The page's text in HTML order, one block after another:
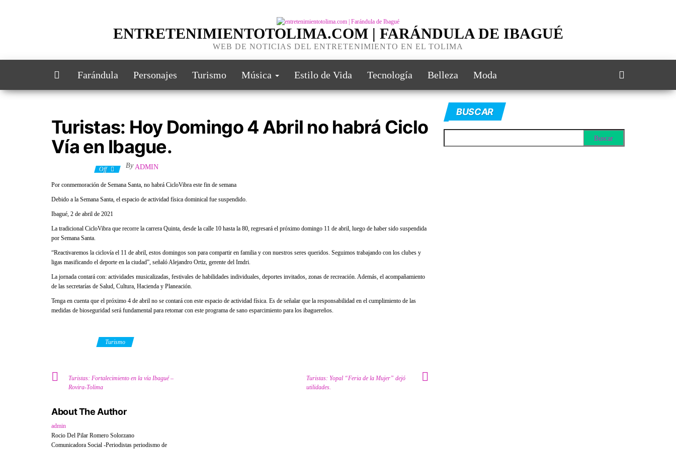
ENTRETENIMIENTOTOLIMA.COM | FARÁNDULA DE IBAGUÉ
WEB DE NOTICIAS DEL ENTRETENIMIENTO EN EL TOLIMA
Farándula Personajes Turismo Música Estilo de Vida Tecnología Belleza Moda
Turistas: Hoy Domingo 4 Abril no habrá Ciclo
Vía en Ibague.
Off By ADMIN
Por conmemoración de Semana Santa, no habrá CicloVibra este fin de semana
Debido a la Semana Santa, el espacio de actividad física dominical fue suspendido.
Ibagué, 2 de abril de 2021
La tradicional CicloVibra que recorre la carrera Quinta, desde la calle 10 hasta la 80, regresará el próximo domingo 11 de abril, luego de haber sido suspendida
por Semana Santa.
“Reactivaremos la ciclovía el 11 de abril, estos domingos son para compartir en familia y con nuestros seres queridos. Seguimos trabajando con los clubes y
ligas masificando el deporte en la ciudad”, señaló Alejandro Ortiz, gerente del Imdri.
La jornada contará con: actividades musicalizadas, festivales de habilidades individuales, deportes invitados, zonas de recreación. Además, el acompañamiento
de las secretarías de Salud, Cultura, Hacienda y Planeación.
Tenga en cuenta que el próximo 4 de abril no se contará con este espacio de actividad física. Es de señalar que la responsabilidad en el cumplimiento de las
medidas de bioseguridad será fundamental para retomar con este programa de sano esparcimiento para los ibaguereños.
Turismo
Turistas: Fortalecimiento en la vía Ibagué –
Rovira-Tolima
Turistas: Yopal “Feria de la Mujer” dejó
utilidades.
About The Author
admin
Rocio Del Pilar Romero Solorzano
Comunicadora Social -Periodistas periodismo de
BUSCAR